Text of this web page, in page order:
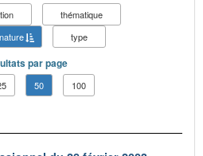
thématique
type
par page
50 100